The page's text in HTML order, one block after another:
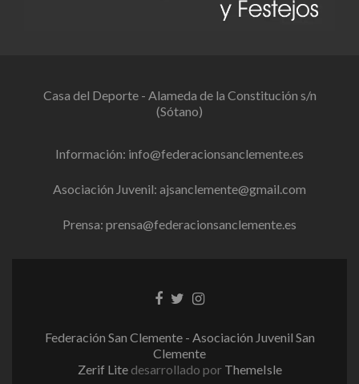
Casa del Deporte - Alameda de la Constitución s/n
(Sótano)
Información: info@federacionsanclemente.es
Asociación Juvenil: ajsanclemente@gmail.com
Prensa: prensa@federacionsanclemente.es
Enlace
EnlaceEnlace
Federación San Clemente - Asociación Juvenil San
Clemente
Zerif Lite desarrollado por ThemeIsle